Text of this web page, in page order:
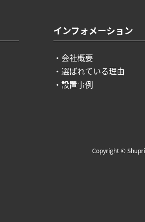
インフォメーション
会社概要
選ばれている理由
設置事例
Copyright ©